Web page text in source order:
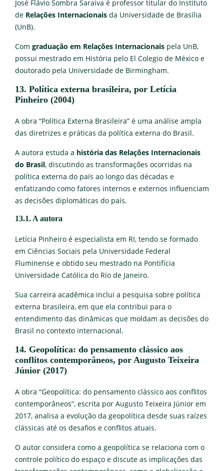
José Flávio Sombra Saraiva é professor titular do Instituto
de Relações Internacionais da Universidade de Brasília
(UnB).
Com graduação em Relações Internacionais pela UnB,
possui mestrado em História pelo El Colegio de México e
doutorado pela Universidade de Birmingham.
13. Política externa brasileira, por Letícia
Pinheiro (2004)
A obra “Política Externa Brasileira” é uma análise ampla
das diretrizes e práticas da política externa do Brasil.
A autora estuda a história das Relações Internacionais
do Brasil, discutindo as transformações ocorridas na
política externa do país ao longo das décadas e
enfatizando como fatores internos e externos influenciam
as decisões diplomáticas do país.
13.1. A autora
Letícia Pinheiro é especialista em RI, tendo se formado
em Ciências Sociais pela Universidade Federal
Fluminense e obtido seu mestrado na Pontifícia
Universidade Católica do Rio de Janeiro.
Sua carreira acadêmica inclui a pesquisa sobre política
externa brasileira, em que ela contribui para o
entendimento das dinâmicas que moldam as decisões do
Brasil no contexto internacional.
14. Geopolítica: do pensamento clássico aos
conflitos contemporâneos, por Augusto Teixeira
Júnior (2017)
A obra “Geopolítica: do pensamento clássico aos conflitos
contemporâneos”, escrita por Augusto Teixeira Júnior em
2017, analisa a evolução da geopolítica desde suas raízes
clássicas até os desafios e conflitos atuais.
O autor considera como a geopolítica se relaciona com o
controle político do espaço e discute as implicações das